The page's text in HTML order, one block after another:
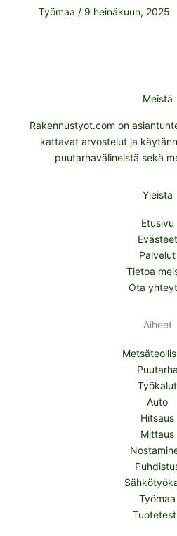
Työmaa / 9 heinäkuun, 2025
Meistä
Rakennustyot.com on
kattavat arvostelut ja
puutarhavälineistä sekä
Yleistä
Etusivu
Evästeet
Palvelut
Tietoa
Ota
Aiheet
Puutarha
Työkalut
Auto
Hitsaus
Mittaus
Työmaa